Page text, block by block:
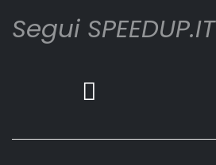
Segui SPEEDUP.IT